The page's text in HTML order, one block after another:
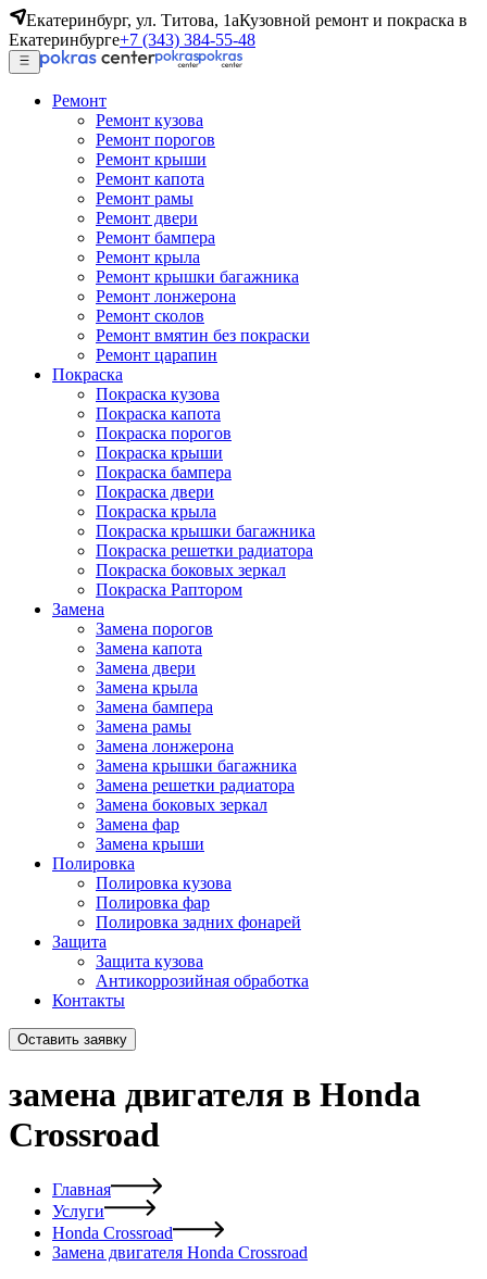
Екатеринбург, ул. Титова, 1аКузовной ремонт и покраска в
Екатеринбурге+7 (343) 384-55-48
Ремонт
Ремонт кузова
Ремонт порогов
Ремонт крыши
Ремонт капота
Ремонт рамы
Ремонт двери
Ремонт бампера
Ремонт крыла
Ремонт крышки багажника
Ремонт лонжерона
Ремонт сколов
Ремонт вмятин без покраски
Ремонт царапин
Покраска
Покраска кузова
Покраска капота
Покраска порогов
Покраска крыши
Покраска бампера
Покраска двери
Покраска крыла
Покраска крышки багажника
Покраска решетки радиатора
Покраска боковых зеркал
Покраска Раптором
Замена
Замена порогов
Замена капота
Замена двери
Замена крыла
Замена бампера
Замена рамы
Замена лонжерона
Замена крышки багажника
Замена решетки радиатора
Замена боковых зеркал
Замена фар
Замена крыши
Полировка
Полировка кузова
Полировка фар
Полировка задних фонарей
Защита
Защита кузова
Антикоррозийная обработка
Контакты
Оставить заявку
замена двигателя в Honda
Crossroad
Главная
Услуги
Honda Crossroad
Замена двигателя Honda Crossroad